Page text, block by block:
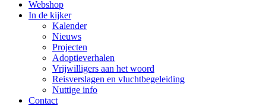
Webshop
In de kijker
Kalender
Nieuws
Projecten
Adoptieverhalen
Vrijwilligers aan het woord
Reisverslagen en vluchtbegeleiding
Nuttige info
Contact